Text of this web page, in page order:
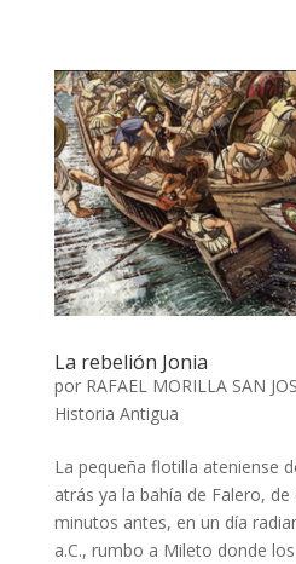
La rebelión Jonia
por RAFAEL MORILLA SAN
Historia Antigua
La pequeña flotilla ateniense
atrás ya la bahía de Falero,
minutos antes, en un día
a.C., rumbo a Mileto donde